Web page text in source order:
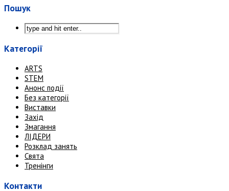
Пошук
Категорії
ARTS
STEM
Анонс події
Без категорії
Виставки
Захід
Змагання
ЛІДЕРИ
Розклад занять
Свята
Тренінги
Контакти